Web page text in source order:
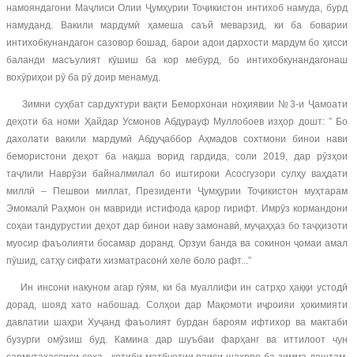
намояндагони Маҷлиси Олии Ҷумҳурии Тоҷикистон интихоб намуда, бурд
намуданд. Вакили мардумӣ ҳамеша саъй меварзид, ки ба боварии
интихобкунандагон сазовор бошад, барои адои дархости мардум бо ҳисси
баланди масъулият кӯшиш ба кор мебурд, бо интихобкунандагонаш
вохӯриҳои рӯ ба рӯ доир менамуд.
Зимни суҳбат сардухтури вақти Беморхонаи ноҳиявии №3-и Ҷамоати
деҳоти ба номи Ҳайдар Усмонов Абдурауф Муллобоев изҳор дошт: ” Бо
дахолати вакили мардумӣ Абдуҷаббор Аҳмадов сохтмони бинои нави
бемористони деҳот ба нақша ворид гардида, соли 2019, дар рӯзҳои
таҷлили Наврӯзи байналмилал бо иштироки Асосгузори сулҳу ваҳдати
миллӣ – Пешвои миллат, Президенти Ҷумҳурии Тоҷикистон муҳтарам
Эмомалӣ Раҳмон он мавриди истифода қарор гирифт. Имрӯз кормандони
соҳаи тандурустии деҳот дар бинои наву замонавӣ, муҷаҳҳаз бо таҷҳизоти
муосир фаъолияти босамар доранд. Орзуи банда ва сокинон ҷомаи амал
пӯшид, сатҳу сифати хизматрасонӣ хеле боло рафт...”
Ин инсони накуном агар гӯям, ки ба муаллифи ин сатрҳо ҳаққи устодӣ
дорад, шояд хато набошад. Солҳои дар Мақомоти иҷроияи ҳокимияти
давлатии шаҳри Хуҷанд фаъолият бурдан бароям ифтихор ва мактаби
бузурги омӯзиш буд. Камина дар шуъбаи фарҳанг ва иттилоот чун